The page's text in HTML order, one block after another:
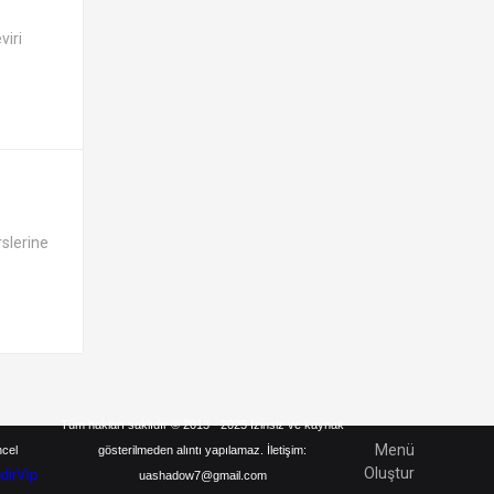
Tüm hakları saklıdır © 2013 - 2025 İzinsiz ve kaynak
gösterilmeden alıntı yapılamaz. İletişim:
uashadow7@gmail.com
Menü
Oluştur